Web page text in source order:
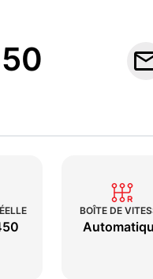
BOÎTE DE